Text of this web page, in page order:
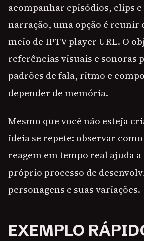
acompanhar episódios, clips e
narração, uma opção é reunir
meio de IPTV player URL. O
referências visuais e sonoras
padrões de fala, ritmo e
depender de memória.
Mesmo que você não esteja
ideia se repete: observar
reagem em tempo real ajuda
próprio processo de
personagens e suas variações.
EXEMPLO